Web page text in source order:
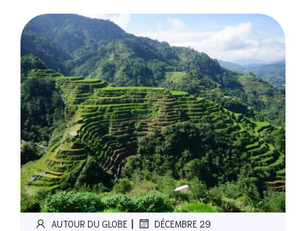
AUTOUR DU GLOBE | DÉCEMBRE 29